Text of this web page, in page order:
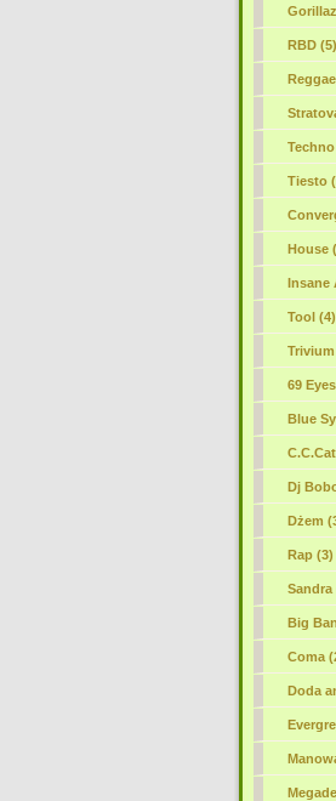
RBD (5)
Techno
Tiesto
House
Insane
Tool(4)
Trivium
69
Blue
Dj
Dżem
Rap (3)
Sandra
Big
Coma
Doda